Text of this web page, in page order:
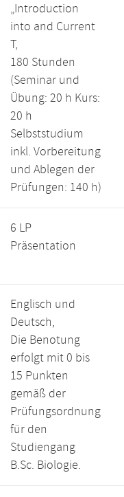
„Introduction
into and Current
T,
180 Stunden
(Seminar und
Übung: 20 h Kurs:
20 h
Selbststudium
inkl. Vorbereitung
und Ablegen der
Prüfungen: 140 h)
6 LP
Präsentation
Englisch und
Deutsch,
Die Benotung
erfolgt mit 0 bis
15 Punkten
gemäß der
Prüfungsordnung
für den
Studiengang
B.Sc. Biologie.